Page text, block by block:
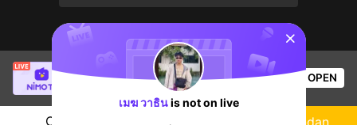
Iba pang mga laro
59 Views OPEN
Chat Streamer Sundan
sentinelStart
เมฆ วาธินis not on live